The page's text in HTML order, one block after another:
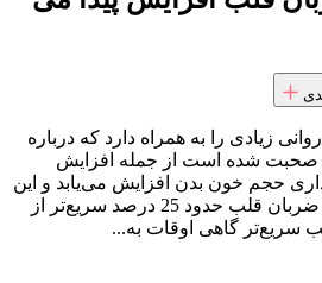
زیادی را به همراه دارد كه درباره
صحبت شده است از جمله افزایش
حجم خون بدن افزایش می‌یابد و این
خون اضافه باعث مي‌شود ضربان قلب حدود 25 درصد سریع‌تر از
سریع‌تر گاهی اوقات به...